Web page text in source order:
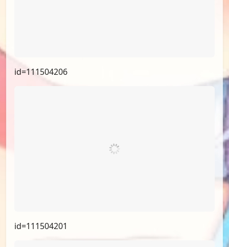
id=111504206
id=111504201